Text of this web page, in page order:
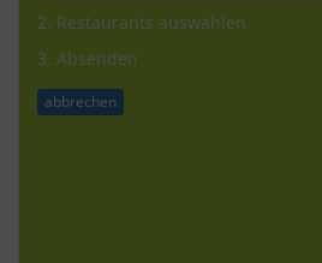
2. Restaurants auswählen
3. Absenden